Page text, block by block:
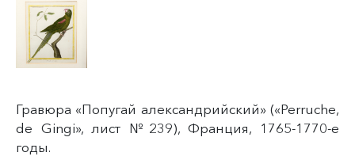
Гравюра «Попугай александрийский» («Perruche,
de Gingi», лист №239), Франция, 1765-1770-е
годы.